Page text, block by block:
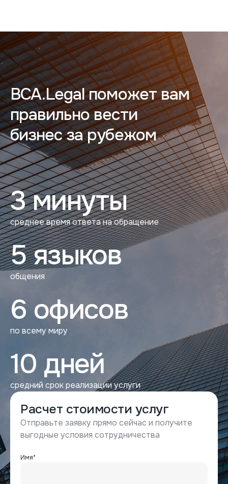
BCA.Legal поможет вам
правильно вести
бизнес за рубежом
3 минуты
среднее время ответа на обращение
5 языков
общения
6 офисов
по всему миру
10 дней
средний срок реализации услуги
Расчет стоимости услуг
Отправьте заявку прямо сейчас и получите
выгодные условия сотрудничества
Имя*